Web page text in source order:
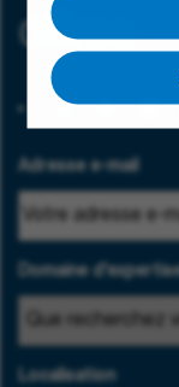
offres
Adresse e-mail
Domaine d'expertise
Localisation